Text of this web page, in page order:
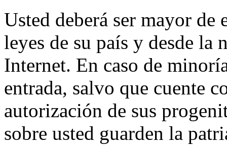
Usted deberá ser mayor de
leyes de su país y desde la
Internet. En caso de
entrada, salvo que cuente
autorización de sus
sobre usted guarden la